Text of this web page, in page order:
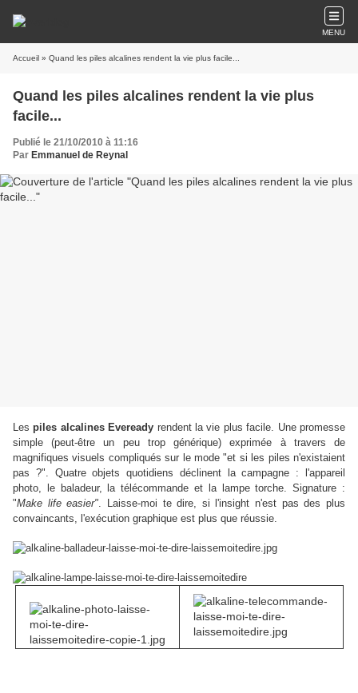
MENU
Accueil » Quand les piles alcalines rendent la vie plus facile...
Quand les piles alcalines rendent la vie plus
facile...
Publié le 21/10/2010 à 11:16
Par Emmanuel de Reynal
Lespiles alcalines Eveready rendent la vie plus facile. Une promesse
simple (peut-être un peu trop générique) exprimée à travers de
magnifiques visuels compliqués sur le mode "et si les piles n'existaient
pas ?". Quatre objets quotidiens déclinent la campagne : l'appareil
photo, le baladeur, la télécommande et la lampe torche. Signature :
"Make life easier". Laisse-moi te dire, si l'insight n'est pas des plus
convaincants, l'exécution graphique est plus que réussie.